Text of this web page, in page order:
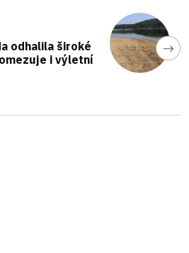
odhalila široké
i výletní